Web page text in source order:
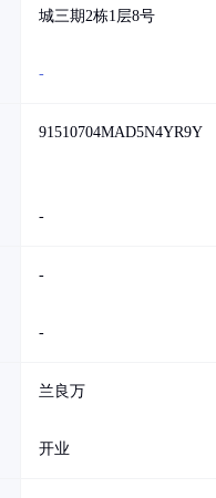
城三期2栋1层8号
-
91510704MAD5N4YR9Y
-
-
-
兰良万
开业